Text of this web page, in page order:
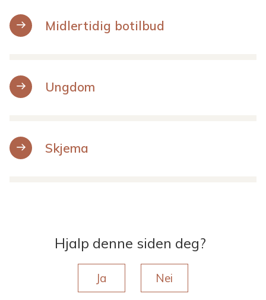
Midlertidig botilbud
Ungdom
Skjema
Hjalp denne siden deg?
Ja Nei